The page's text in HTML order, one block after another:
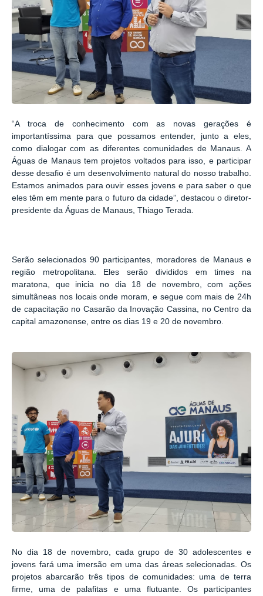
“A troca de conhecimento com as novas gerações é
importantíssima para que possamos entender, junto a eles,
como dialogar com as diferentes comunidades de Manaus. A
Águas de Manaus tem projetos voltados para isso, e participar
desse desafio é um desenvolvimento natural do nosso trabalho.
Estamos animados para ouvir esses jovens e para saber o que
eles têm em mente para o futuro da cidade”, destacou o diretor-
presidente da Águas de Manaus, Thiago Terada.
Serão selecionados 90 participantes, moradores de Manaus e
região metropolitana. Eles serão divididos em times na
maratona, que inicia no dia 18 de novembro, com ações
simultâneas nos locais onde moram, e segue com mais de 24h
de capacitação no Casarão da Inovação Cassina, no Centro da
capital amazonense, entre os dias 19 e 20 de novembro.
No dia 18 de novembro, cada grupo de 30 adolescentes e
jovens fará uma imersão em uma das áreas selecionadas. Os
projetos abarcarão três tipos de comunidades: uma de terra
firme, uma de palafitas e uma flutuante. Os participantes